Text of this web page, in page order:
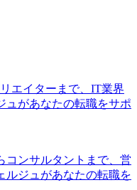
エイターまで、IT業界
ュがあなたの転職をサポ
コンサルタントまで、営
ルジュがあなたの転職を